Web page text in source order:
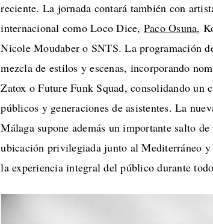
reciente. La jornada contará también con
internacional como Loco Dice, Paco Osuna,
Nicole Moudaber o SNTS. La programación
mezcla de estilos y escenas, incorporando
Zatox o Future Funk Squad, consolidando un
públicos y generaciones de asistentes. La
Málaga supone además un importante salto
ubicación privilegiada junto al Mediterráneo y
la experiencia integral del público durante